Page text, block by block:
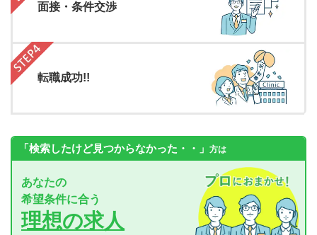
面接・条件交渉
転職成功!!
「検索したけど見つからなかった・・」 方は
あなたの
希望条件に合う
理想の求人